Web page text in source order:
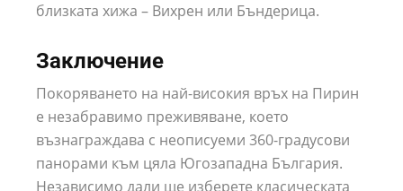
близката хижа – Вихрен или Бъндерица.
Заключение
Покоряването на най-високия връх на Пирин
е незабравимо преживяване, което
възнаграждава с неописуеми 360-градусови
панорами към цяла Югозападна България.
Независимо дали ще изберете класическата